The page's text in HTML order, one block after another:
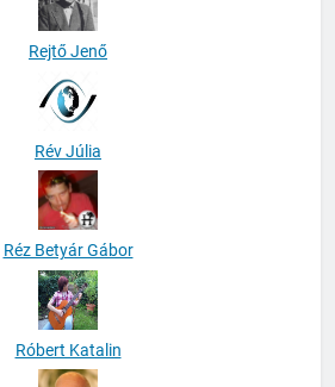
Rejtő Jenő
Rév Júlia
Réz Betyár Gábor
Róbert Katalin